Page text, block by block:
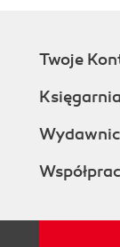
Twoje
Księgarnia